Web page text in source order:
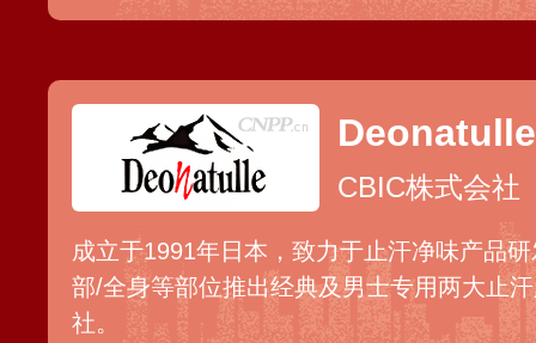
Deonatulle
CBIC株式会社
成立于1991年日本，致力于止汗净味产品
部/全身等部位推出经典及男士专用两大止
社。